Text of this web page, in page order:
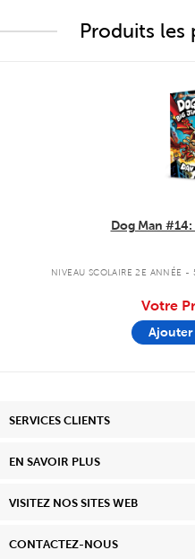
Produits les
Dog Man
NIVEAU SCOLAIRE 2E ANNÉE -
Votre
Ajouter
SERVICES CLIENTS
EN SAVOIR PLUS
VISITEZ NOS SITES WEB
CONTACTEZ-NOUS